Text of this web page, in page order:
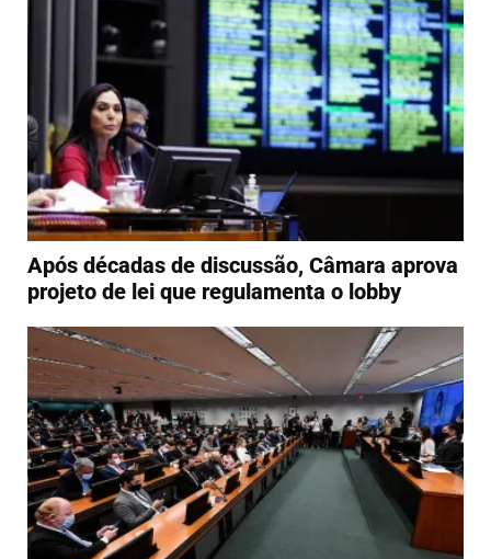
Após décadas de discussão, Câmara aprova
projeto de lei que regulamenta o lobby